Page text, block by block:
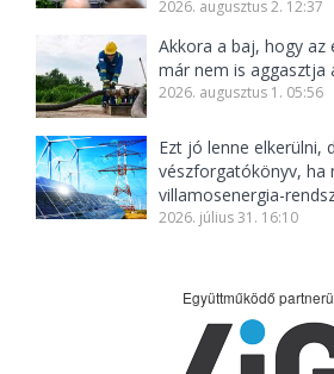
2026. augusztus 2. 12:37
Akkora a baj, hogy az
már nem is aggasztja
2026. augusztus 1. 05:56
Ezt jó lenne elkerülni,
vészforgatókönyv, ha
villamosenergia-
2026. július 31. 16:10
Együttműködő